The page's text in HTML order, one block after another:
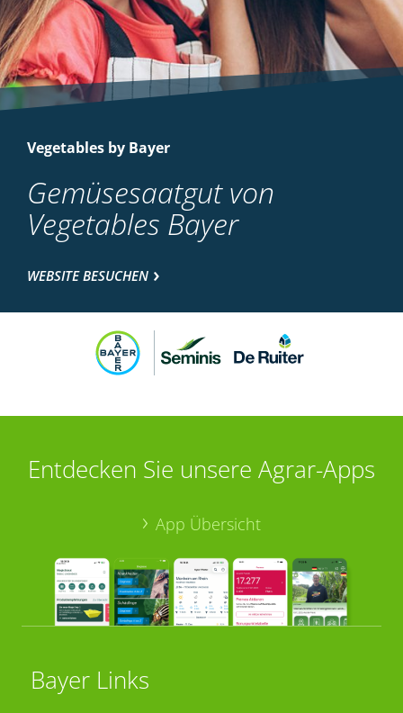
Vegetables by Bayer
Gemüsesaatgut von
Vegetables Bayer
WEBSITE BESUCHEN
Entdecken Sie unsere Agrar-Apps
App Übersicht
Bayer Links